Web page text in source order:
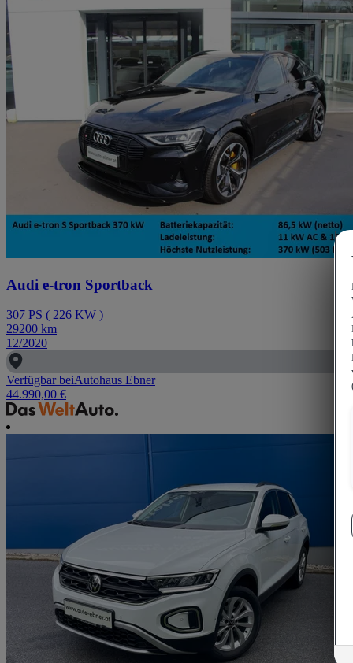
Audi e-tron Sportback
307 PS ( 226 KW )
29200 km
12/2020
Verfügbar beiAutohaus Ebner
44.990,00 €